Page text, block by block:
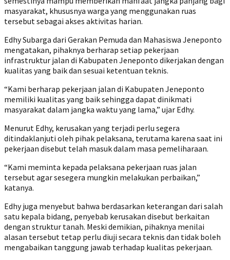
masyarakat, khususnya warga yang menggunakan ruas
tersebut sebagai akses aktivitas harian.
Edhy Subarga dari Gerakan Pemuda dan Mahasiswa Jeneponto
mengatakan, pihaknya berharap setiap pekerjaan
infrastruktur jalan di Kabupaten Jeneponto dikerjakan dengan
kualitas yang baik dan sesuai ketentuan teknis.
“Kami berharap pekerjaan jalan di Kabupaten Jeneponto
memiliki kualitas yang baik sehingga dapat dinikmati
masyarakat dalam jangka waktu yang lama,” ujar Edhy.
Menurut Edhy, kerusakan yang terjadi perlu segera
ditindaklanjuti oleh pihak pelaksana, terutama karena saat ini
pekerjaan disebut telah masuk dalam masa pemeliharaan.
“Kami meminta kepada pelaksana pekerjaan ruas jalan
tersebut agar sesegera mungkin melakukan perbaikan,”
katanya.
Edhy juga menyebut bahwa berdasarkan keterangan dari salah
satu kepala bidang, penyebab kerusakan disebut berkaitan
dengan struktur tanah. Meski demikian, pihaknya menilai
alasan tersebut tetap perlu diuji secara teknis dan tidak boleh
mengabaikan tanggung jawab terhadap kualitas pekerjaan.